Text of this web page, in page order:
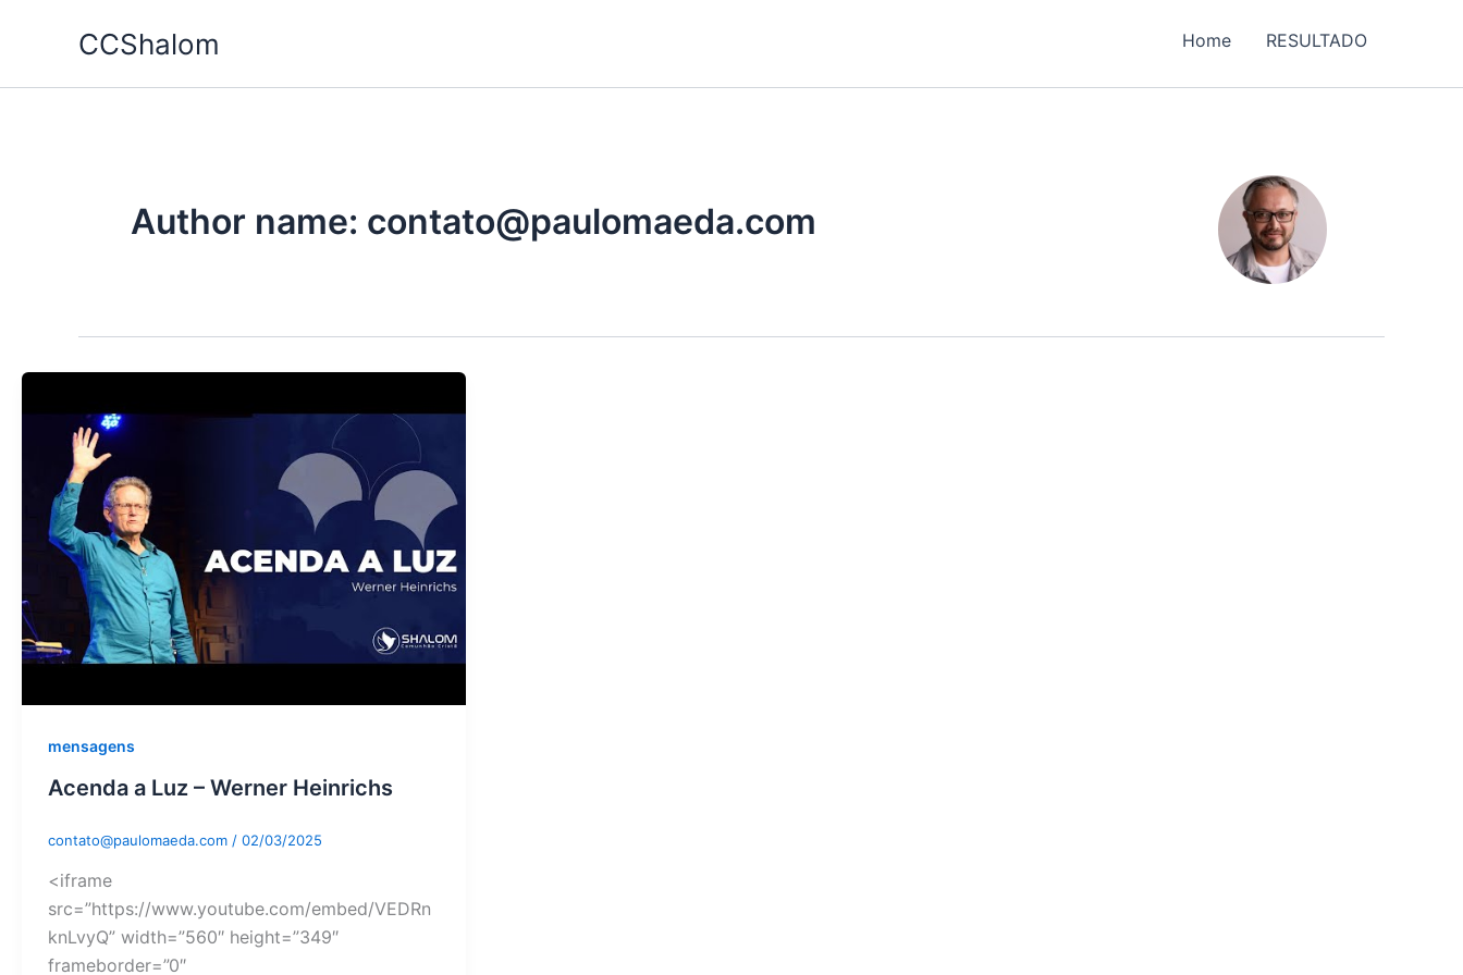
CCShalom Home RESULTADO
Author name: contato@paulomaeda.com
mensagens
Acenda a Luz – Werner Heinrichs
contato@paulomaeda.com / 02/03/2025
<iframe
src=”https://www.youtube.com/embed/VEDRn
knLvyQ” width=”560″ height=”349″
frameborder=”0″